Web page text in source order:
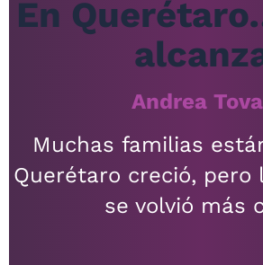
En
Andrea
Muchas familias
Querétaro creció, pero
se volvió más